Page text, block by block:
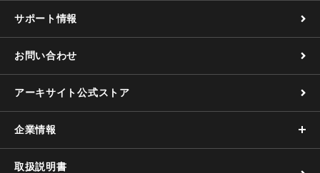
サポート情報
お問い合わせ
アーキサイト公式ストア
企業情報
取扱説明書